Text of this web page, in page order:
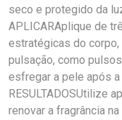
seco e protegido da
APLICARAplique de
estratégicas do
pulsação, como
esfregar a pele após a
RESULTADOSUtilize
renovar a fragrância